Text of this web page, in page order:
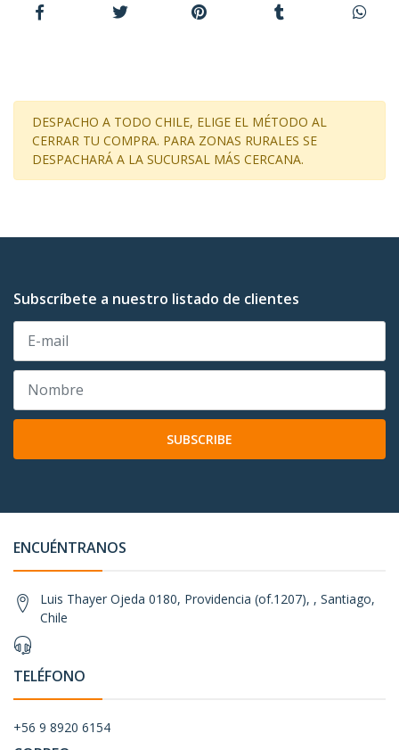
DESPACHO A TODO CHILE, ELIGE EL MÉTODO AL
CERRAR TU COMPRA. PARA ZONAS RURALES SE
DESPACHARÁ A LA SUCURSAL MÁS CERCANA.
Subscríbete a nuestro listado de clientes
SUBSCRIBE
ENCUÉNTRANOS
Luis Thayer Ojeda 0180, Providencia (of.1207), , Santiago,
Chile
TELÉFONO
+56 9 8920 6154